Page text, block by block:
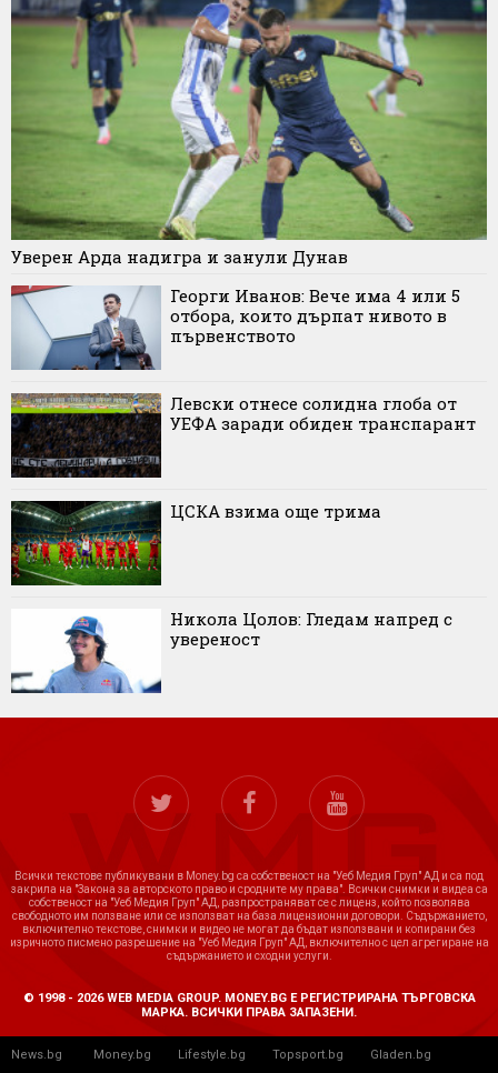
Уверен Арда надигра и занули Дунав
Георги Иванов: Вече има 4 или 5
отбора, които дърпат нивото в
първенството
Левски отнесе солидна глоба от
УЕФА заради обиден транспарант
ЦСКА взима още трима
Никола Цолов: Гледам напред с
увереност
Всички текстове публикувани в Money.bg са собственост на "Уеб Медия Груп" АД и са под
закрила на "Закона за авторското право и сродните му права". Всички снимки и видеа са
собственост на "Уеб Медия Груп" АД, разпространяват се с лиценз, който позволява
свободното им ползване или се използват на база лицензионни договори. Съдържанието,
включително текстове, снимки и видео не могат да бъдат използвани и копирани без
изричното писмено разрешение на "Уеб Медия Груп" АД, включително с цел агрегиране на
съдържанието и сходни услуги.
© 1998 - 2026 WEB MEDIA GROUP. MONEY.BG Е РЕГИСТРИРАНА ТЪРГОВСКА
МАРКА. ВСИЧКИ ПРАВА ЗАПАЗЕНИ.
News.bg Money.bg Lifestyle.bg Topsport.bg Gladen.bg